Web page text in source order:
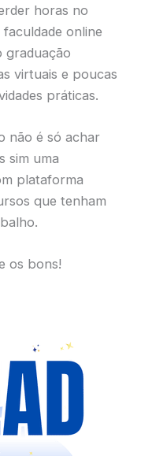
horas no
online
graduação
virtuais e poucas
práticas.
não é só achar
sim uma
plataforma
que tenham
os bons!